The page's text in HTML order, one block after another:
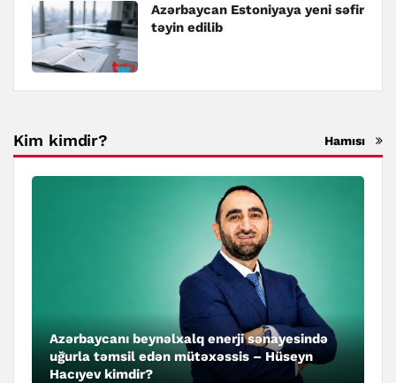
Azərbaycan Estoniyaya yeni səfir
təyin edilib
Kim kimdir? Hamısı
Azərbaycanı beynəlxalq enerji sənayesində
uğurla təmsil edən mütəxəssis – Hüseyn
Hacıyev kimdir?